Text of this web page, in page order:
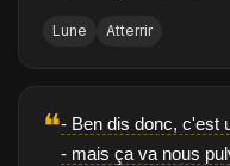
Lune Atterrir
❝- Ben dis donc, c'est
- mais ça va nous